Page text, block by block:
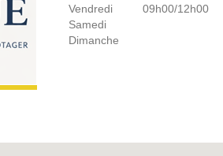
Vendredi
09h00/12h00
Samedi
Dimanche